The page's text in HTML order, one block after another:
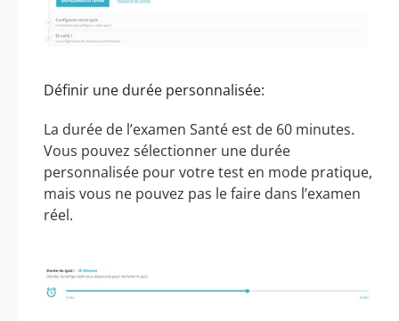
Définir une durée personnalisée:
La durée de l’examen Santé est de 60 minutes.
Vous pouvez sélectionner une durée
personnalisée pour votre test en mode pratique,
mais vous ne pouvez pas le faire dans l’examen
réel.